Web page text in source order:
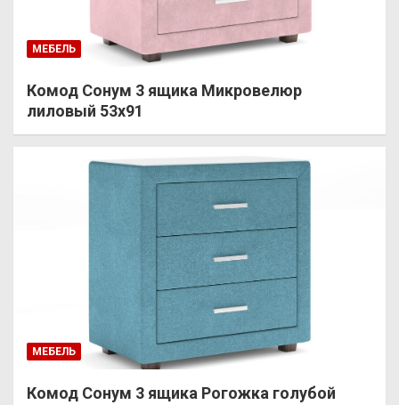
МЕБЕЛЬ
Комод Сонум 3 ящика Микровелюр
лиловый 53х91
МЕБЕЛЬ
Комод Сонум 3 ящика Рогожка голубой